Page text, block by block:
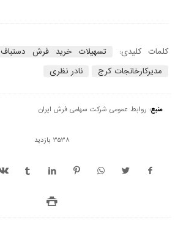
کلمات کلیدی: تسهيلات خرید فرش دستباف
مدیرکارخانجات کرج
نادر نظری
منبع: روابط عمومی شرکت سهامی فرش ایران
3538 بازدید